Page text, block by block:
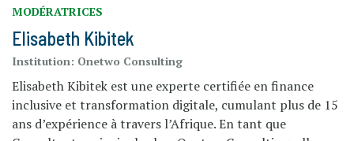
MODÉRATRICES
Elisabeth Kibitek
Institution: Onetwo Consulting
Elisabeth Kibitek est une experte certifiée en finance
inclusive et transformation digitale, cumulant plus de 15
ans d’expérience à travers l’Afrique. En tant que